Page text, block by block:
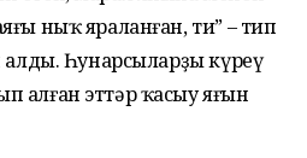
ныҡ яраланған, ти” – тип
алды. Һунарсыларҙы күреү
алған эттәр ҡасыу яғын